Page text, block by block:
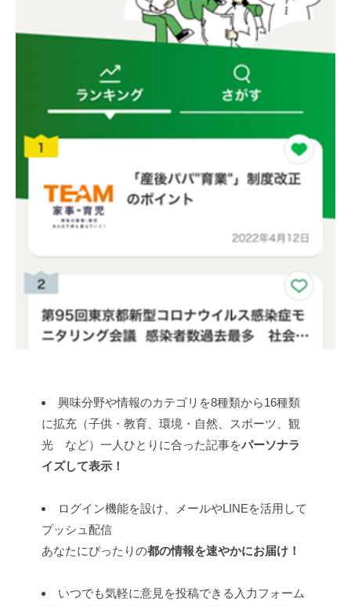
興味分野や情報のカテゴリを8種類から16種類
に拡充（子供・教育、環境・自然、スポーツ、観
光 など）一人ひとりに合った記事をパーソナラ
イズして表示！
ログイン機能を設け、メールやLINEを活用して
プッシュ配信
あなたにぴったりの都の情報を速やかにお届け！
いつでも気軽に意見を投稿できる入力フォーム